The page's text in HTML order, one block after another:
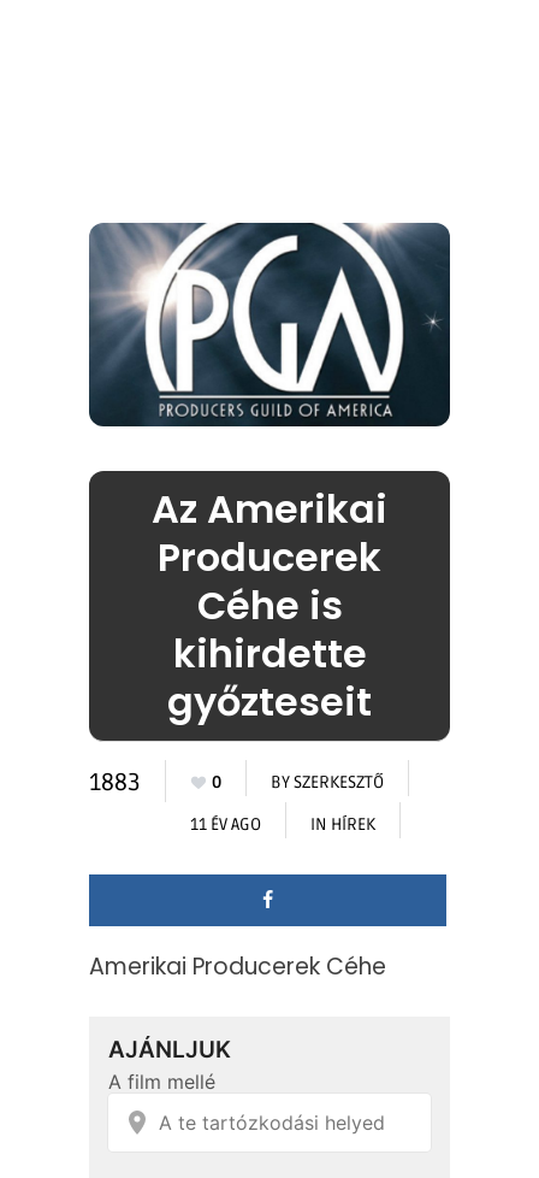
Az Amerikai
Producerek
Céhe is
kihirdette
győzteseit
1883 0 BYSZERKESZTŐ
11 ÉV AGO IN HÍREK
Amerikai Producerek Céhe